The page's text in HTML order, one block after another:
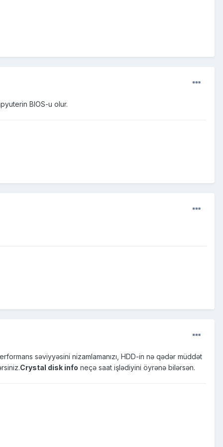
BIOS-u olur.
səviyyəsini nizamlamanızı, HDD-in nə qədər müddət
Crystal disk info neçə saat işlədiyini öyrənə bilərsən.